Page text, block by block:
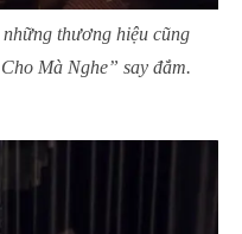
thương hiệu cũng
Mà Nghe” say đắm.